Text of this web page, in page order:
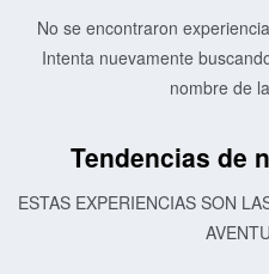
No se encontraron
Intenta nuevamente
nombre de
Tendencias de
ESTAS EXPERIENCIAS SON